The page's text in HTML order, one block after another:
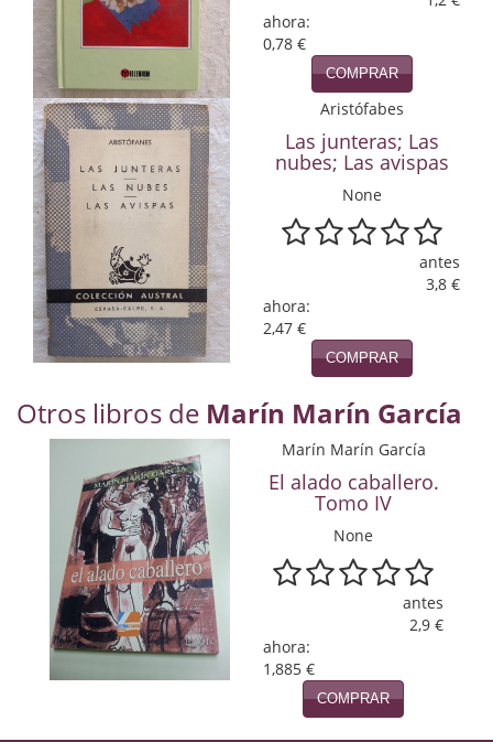
Mafia y espionaje
Matemáticas
Medicina
Música
Naturaleza
Novela Extranjera
Novela fantástica
Novela negra
Novela romántica
Otros idiomas
Papás, Mamás, bebés...
Papás, Mamás, Bebés...
ahora:
0,78 €
COMPRAR
Aristófabes
Las junteras; Las
nubes; Las avispas
None
antes
3,8 €
ahora:
2,47 €
COMPRAR
Otros libros de Marín Marín García
Marín Marín García
El alado caballero.
Tomo IV
None
antes
2,9 €
ahora:
1,885 €
COMPRAR